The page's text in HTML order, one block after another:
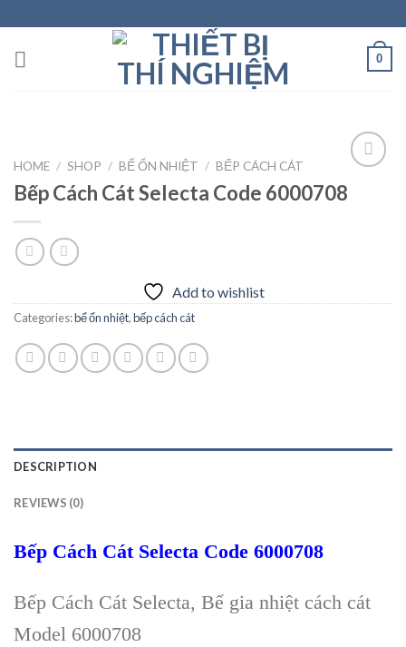
to
content
0
HOME / SHOP / BỂ ỔN NHIỆT / BẾP CÁCH CÁT
Bếp Cách Cát Selecta Code 6000708
Add to wishlist
Categories:bể ổn nhiệt,bếp cách cát
DESCRIPTION
REVIEWS (0)
Bếp Cách Cát Selecta Code 6000708
Bếp Cách Cát Selecta, Bể gia nhiệt cách cát
Model 6000708